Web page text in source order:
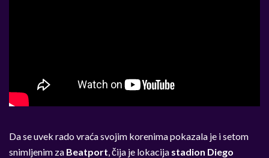
Da se uvek rado vraća svojim korenima pokazala je i setom
snimljenim za Beatport , čija je lokacija stadion Diego